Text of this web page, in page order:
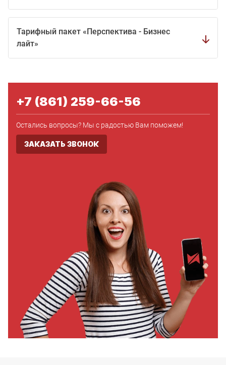
Тарифный пакет «Перспектива - Бизнес
лайт»
+7 (861) 259-66-56
Остались вопросы? Мы с радостью Вам поможем!
ЗАКАЗАТЬ ЗВОНОК